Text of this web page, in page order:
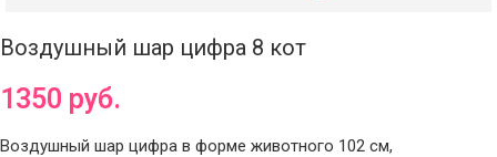
Воздушный шар цифра 8 кот
1350 руб.
Воздушный шар цифра в форме животного 102 см,